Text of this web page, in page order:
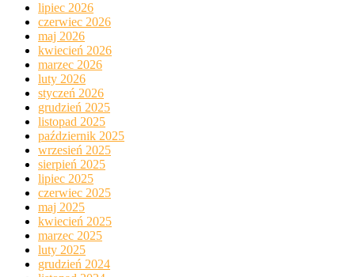
lipiec 2026
czerwiec 2026
maj 2026
kwiecień 2026
marzec 2026
luty 2026
styczeń 2026
grudzień 2025
listopad 2025
październik 2025
wrzesień 2025
sierpień 2025
lipiec 2025
czerwiec 2025
maj 2025
kwiecień 2025
marzec 2025
luty 2025
grudzień 2024